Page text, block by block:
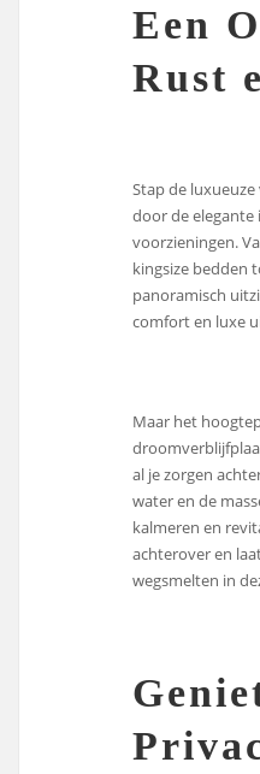
Een
Rust
Stap de
door de
voorzieningen.
kingsize bedden
panoramisch
comfort en luxe
Maar het
al je zorgen
water en de
kalmeren en
achterover en
wegsmelten in